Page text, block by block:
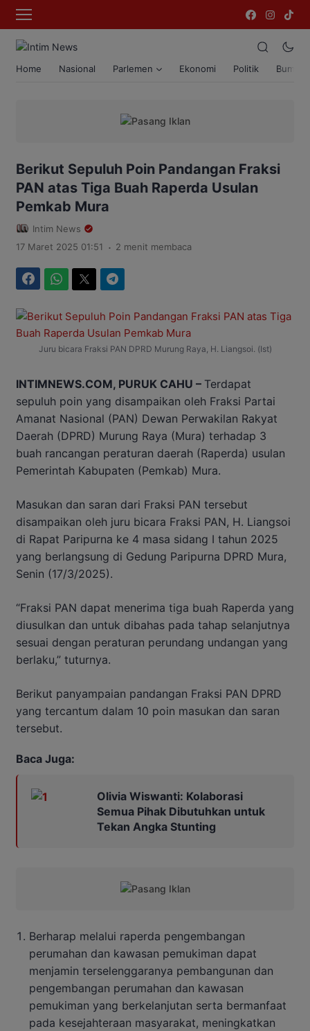
Home Nasional Parlemen Ekonomi Politik Bumi
Berikut Sepuluh Poin Pandangan Fraksi
PAN atas Tiga Buah Raperda Usulan
Pemkab Mura
Intim News
17 Maret 2025 01:51
. 2 menit membaca
Juru bicara Fraksi PAN DPRD Murung Raya, H. Liangsoi. (Ist)
INTIMNEWS.COM, PURUK CAHU – Terdapat
sepuluh poin yang disampaikan oleh Fraksi Partai
Amanat Nasional (PAN) Dewan Perwakilan Rakyat
Daerah (DPRD) Murung Raya (Mura) terhadap 3
buah rancangan peraturan daerah (Raperda) usulan
Pemerintah Kabupaten (Pemkab) Mura.
Masukan dan saran dari Fraksi PAN tersebut
disampaikan oleh juru bicara Fraksi PAN, H. Liangsoi
di Rapat Paripurna ke 4 masa sidang I tahun 2025
yang berlangsung di Gedung Paripurna DPRD Mura,
Senin (17/3/2025).
“Fraksi PAN dapat menerima tiga buah Raperda yang
diusulkan dan untuk dibahas pada tahap selanjutnya
sesuai dengan peraturan perundang undangan yang
berlaku,” tuturnya.
Berikut panyampaian pandangan Fraksi PAN DPRD
yang tercantum dalam 10 poin masukan dan saran
tersebut.
Baca Juga:
Olivia Wiswanti: Kolaborasi
Semua Pihak Dibutuhkan untuk
Tekan Angka Stunting
Berharap melalui raperda pengembangan
perumahan dan kawasan pemukiman dapat
menjamin terselenggaranya pembangunan dan
pengembangan perumahan dan kawasan
pemukiman yang berkelanjutan serta bermanfaat
pada kesejahteraan masyarakat, meningkatkan